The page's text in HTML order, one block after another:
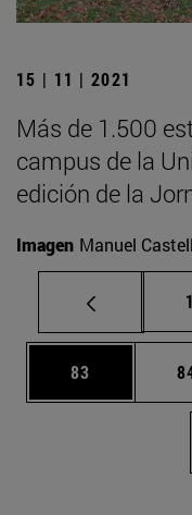
15 | 11 | 2021
Más de 1.500
campus de la
edición de la
Imagen Manuel
1
Página
83